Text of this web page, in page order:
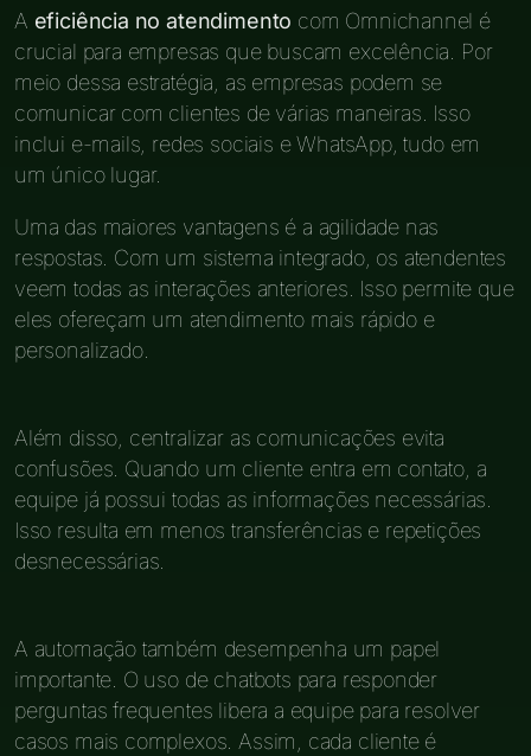
A eficiência no atendimento com Omnichannel é
crucial para empresas que buscam excelência. Por
meio dessa estratégia, as empresas podem se
comunicar com clientes de várias maneiras. Isso
inclui e-mails, redes sociais e WhatsApp, tudo em
um único lugar.
Uma das maiores vantagens é a agilidade nas
respostas. Com um sistema integrado, os atendentes
veem todas as interações anteriores. Isso permite que
eles ofereçam um atendimento mais rápido e
personalizado.
Além disso, centralizar as comunicações evita
confusões. Quando um cliente entra em contato, a
equipe já possui todas as informações necessárias.
Isso resulta em menos transferências e repetições
desnecessárias.
A automação também desempenha um papel
importante. O uso de chatbots para responder
perguntas frequentes libera a equipe para resolver
casos mais complexos. Assim, cada cliente é